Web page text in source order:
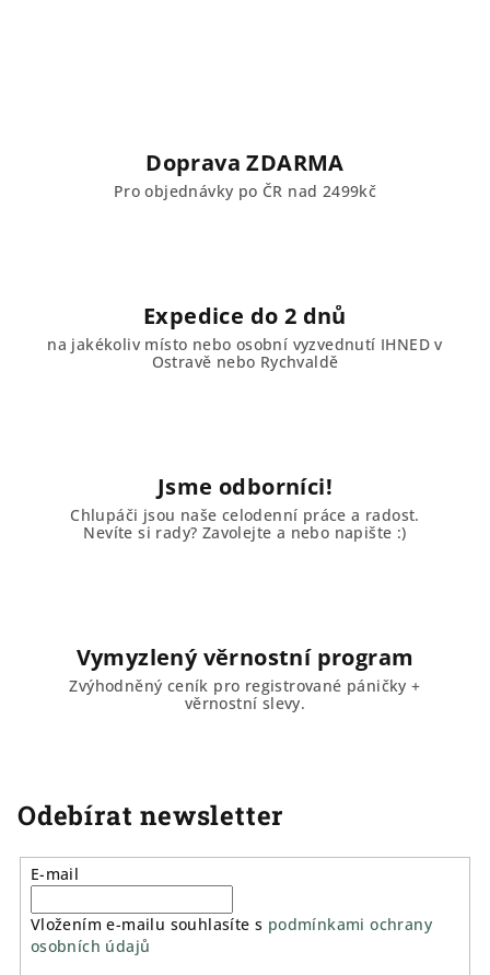
k
y
s
u
Doprava ZDARMA
Pro objednávky po ČR nad 2499kč
Expedice do 2 dnů
na jakékoliv místo nebo osobní vyzvednutí IHNED v
Ostravě nebo Rychvaldě
Jsme odborníci!
Chlupáči jsou naše celodenní práce a radost.
Nevíte si rady? Zavolejte a nebo napište :)
Vymyzlený věrnostní program
Zvýhodněný ceník pro registrované páničky +
věrnostní slevy.
Odebírat newsletter
E-mail
Vložením e-mailu souhlasíte s podmínkami ochrany
osobních údajů